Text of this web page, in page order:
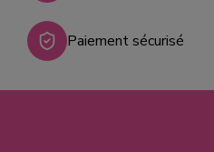
Paiement sécurisé